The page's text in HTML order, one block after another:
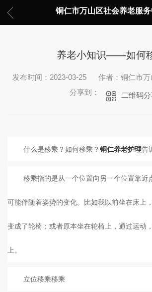
铜仁市万山区社会养老服
养老小知识——如何
发布时间：2023-03-25
作者：铜仁市
分享到：
二维码
什么是移乘？如何移乘？铜仁养老护理告
移乘指的是从一个位置向另一个位置靠近
可能伴随着姿势的变化。比如我以前坐在床上
变成了轮椅；或者原本坐在轮椅上，通过运动
上。
立位移乘移乘